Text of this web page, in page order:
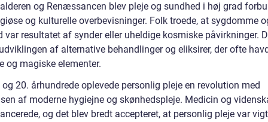
og Renæssancen blev pleje og sundhed i høj grad
og kulturelle overbevisninger. Folk troede, at sygdomme
var resultatet af synder eller uheldige kosmiske påvirkninger.
af alternative behandlinger og eliksirer, der ofte
og magiske elementer.
og 20. århundrede oplevede personlig pleje en revolution med
af moderne hygiejne og skønhedspleje. Medicin og
og det blev bredt accepteret, at personlig pleje var